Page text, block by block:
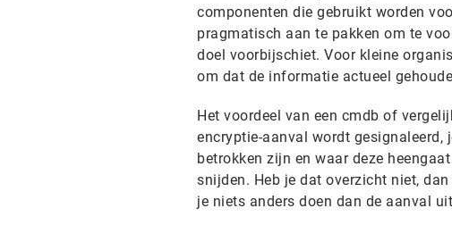
componenten die gebruikt worden
pragmatisch aan te pakken om te
doel voorbijschiet. Voor kleine
om dat de informatie actueel
Het voordeel van een cmdb of
encryptie-aanval wordt gesignaleerd,
betrokken zijn en waar deze
snijden. Heb je dat overzicht niet,
je niets anders doen dan de aanval